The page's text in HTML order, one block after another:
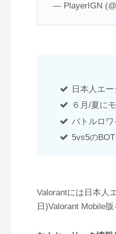
— PlayerIGN
日本人エー
６月/夏に
バトルロ
5vs5の
Valorantには日本人
日)Valorant Mobile